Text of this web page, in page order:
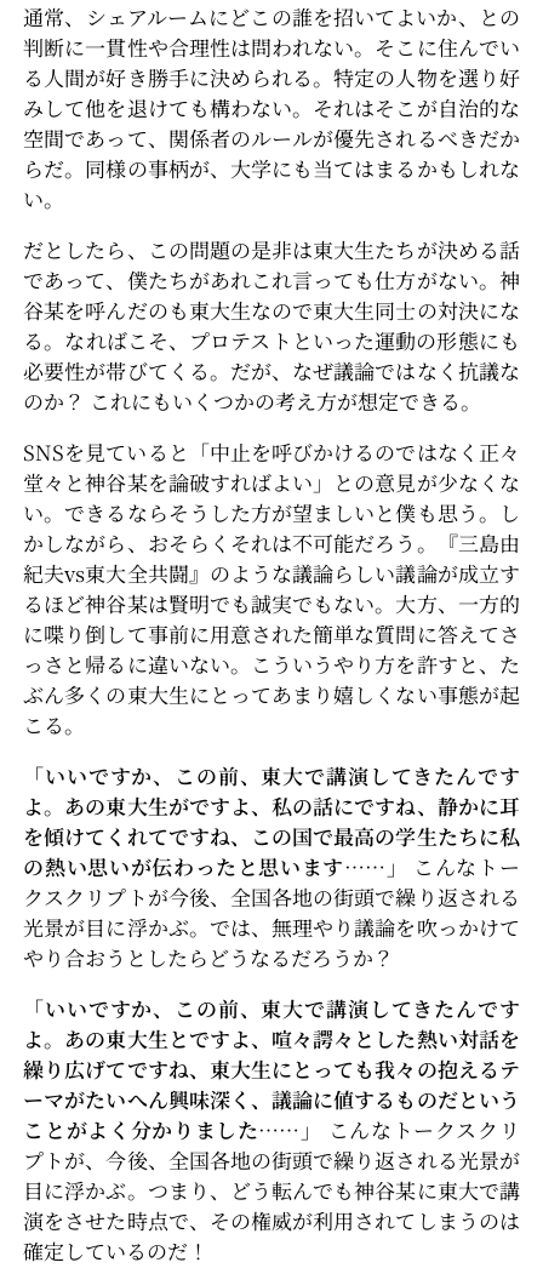
通常、シェアルームにどこの誰を招いてよいか、との
判断に一貫性や合理性は問われない。そこに住んでい
る人間が好き勝手に決められる。特定の人物を選り好
みして他を退けても構わない。それはそこが自治的な
空間であって、関係者のルールが優先されるべきだか
らだ。同様の事柄が、大学にも当てはまるかもしれな
い。
だとしたら、この問題の是非は東大生たちが決める話
であって、僕たちがあれこれ言っても仕方がない。神
谷某を呼んだのも東大生なので東大生同士の対決にな
る。なればこそ、プロテストといった運動の形態にも
必要性が帯びてくる。だが、なぜ議論ではなく抗議な
のか？ これにもいくつかの考え方が想定できる。
SNSを見ていると「中止を呼びかけるのではなく正々
堂々と神谷某を論破すればよい」との意見が少なくな
い。できるならそうした方が望ましいと僕も思う。し
かしながら、おそらくそれは不可能だろう。『三島由
紀夫vs東大全共闘』のような議論らしい議論が成立す
るほど神谷某は賢明でも誠実でもない。大方、一方的
に喋り倒して事前に用意された簡単な質問に答えてさ
っさと帰るに違いない。こういうやり方を許すと、た
ぶん多くの東大生にとってあまり嬉しくない事態が起
こる。
「いいですか、この前、東大で講演してきたんです
よ。あの東大生がですよ、私の話にですね、静かに耳
を傾けてくれてですね、この国で最高の学生たちに私
の熱い思いが伝わったと思います……」
こんなトー
クスクリプトが今後、全国各地の街頭で繰り返される
光景が目に浮かぶ。では、無理やり議論を吹っかけて
やり合おうとしたらどうなるだろうか？
「いいですか、この前、東大で講演してきたんです
よ。あの東大生とですよ、喧々諤々とした熱い対話を
繰り広げてですね、東大生にとっても我々の抱えるテ
ーマがたいへん興味深く、議論に値するものだという
ことがよく分かりました……」
こんなトークスクリ
プトが、今後、全国各地の街頭で繰り返される光景が
目に浮かぶ。つまり、どう転んでも神谷某に東大で講
演をさせた時点で、その権威が利用されてしまうのは
確定しているのだ！